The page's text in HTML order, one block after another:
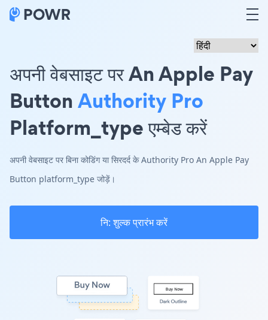
अपनी वेबसाइट पर An Apple Pay
ButtonAuthority Pro
Platform_type एम्बेड करें
अपनी वेबसाइट पर बिना कोडिंग या सिरदर्द के Authority Pro An Apple Pay
Button platform_type जोड़ें।
नि: शुल्क प्रारंभ करें